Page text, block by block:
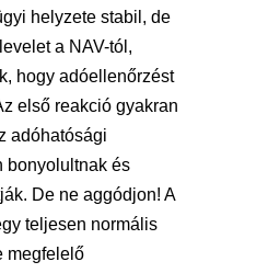
helyzete stabil, de
a NAV-tól,
hogy adóellenőrzést
első reakció gyakran
adóhatósági
bonyolultnak és
De ne aggódjon! A
teljesen normális
megfelelő